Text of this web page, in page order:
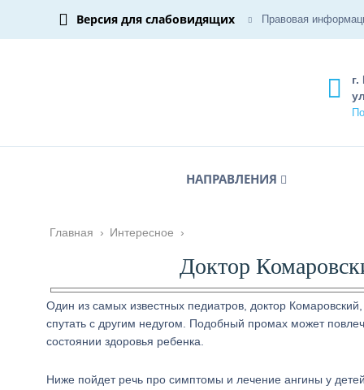
Версия для слабовидящих Правовая
НАПРАВЛЕНИЯ
Главная › Интересное ›
Доктор
Один из самых известных педиатров, доктор
спутать с другим недугом. Подобный промах может
состоянии здоровья ребенка.
Ниже пойдет речь про симптомы и лечение ангины у